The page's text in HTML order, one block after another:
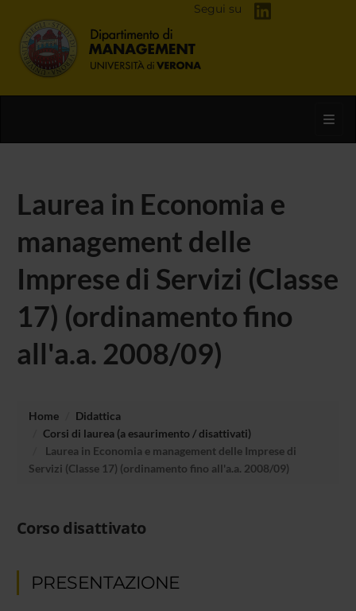
Segui su
Laurea in Economia e
management delle
Imprese di Servizi (Classe
17) (ordinamento fino
all'a.a. 2008/09)
Home
Didattica
Corsi di laurea (a esaurimento / disattivati)
Laurea in Economia e management delle Imprese di
Servizi (Classe 17) (ordinamento fino all'a.a. 2008/09)
Corso disattivato
PRESENTAZIONE